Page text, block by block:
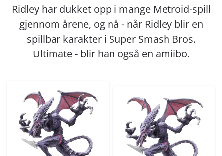
Ridley har dukket opp i mange Metroid-spill
gjennom årene, og nå - når Ridley blir en
spillbar karakter i Super Smash Bros.
Ultimate - blir han også en amiibo.